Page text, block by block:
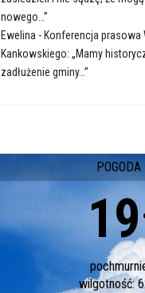
nowego…”
Ewelina - Konferencja prasowa
Kankowskiego: „Mamy
zadłużenie gminy…”
POGODA
19
wilgotność: